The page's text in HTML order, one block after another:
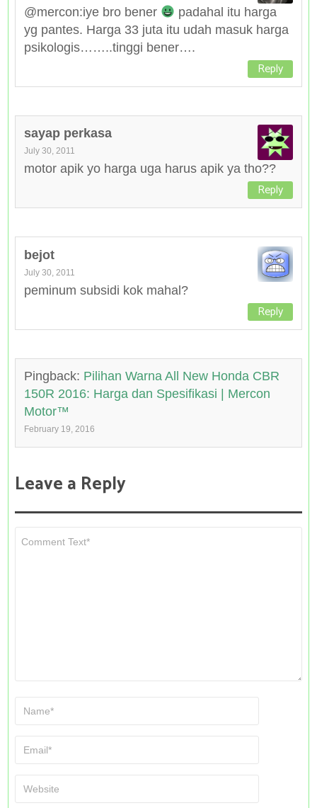
@mercon:iye bro bener
padahal itu harga
yg pantes. Harga 33 juta itu udah masuk harga
psikologis……..tinggi bener….
Reply
sayap perkasa
July 30, 2011
motor apik yo harga uga harus apik ya tho??
Reply
bejot
July 30, 2011
peminum subsidi kok mahal?
Reply
Pingback: Pilihan Warna All New Honda CBR
150R 2016: Harga dan Spesifikasi | Mercon
Motor™
February 19, 2016
Leave a Reply